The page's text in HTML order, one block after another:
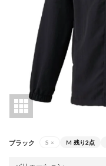
ブラック S × M 残り2点